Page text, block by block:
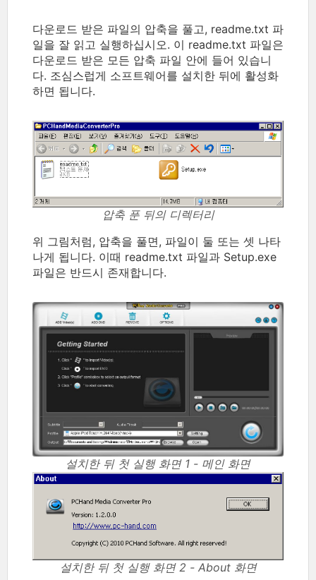
다운로드 받은 파일의 압축을 풀고, readme.txt 파
일을 잘 읽고 실행하십시오. 이 readme.txt 파일은
다운로드 받은 모든 압축 파일 안에 들어 있습니
다. 조심스럽게 소프트웨어를 설치한 뒤에 활성화
하면 됩니다.
압축 푼 뒤의 디렉터리
위 그림처럼, 압축을 풀면, 파일이 둘 또는 셋 나타
나게 됩니다. 이때 readme.txt 파일과 Setup.exe
파일은 반드시 존재합니다.
설치한 뒤 첫 실행 화면 1 - 메인 화면
설치한 뒤 첫 실행 화면 2 - About 화면